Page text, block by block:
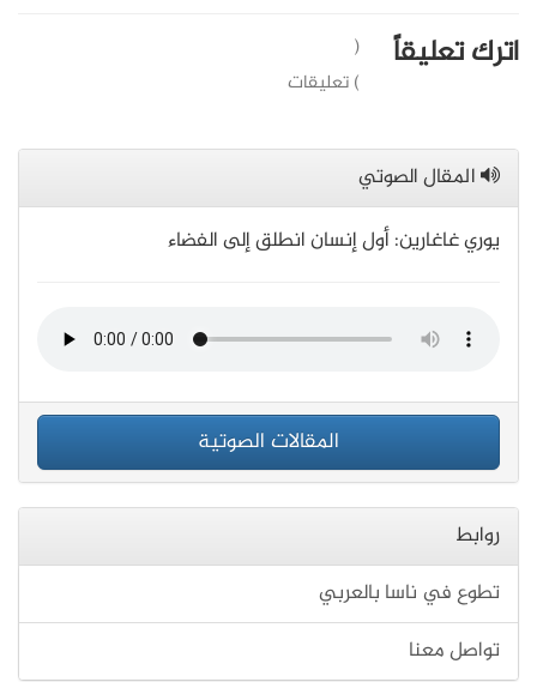
اترك تعليقاً
(
) تعليقات
المقال الصوتي
يوري غاغارين: أول إنسان انطلق إلى الفضاء
المقالات الصوتية
روابط
تطوع في ناسا بالعربي
تواصل معنا